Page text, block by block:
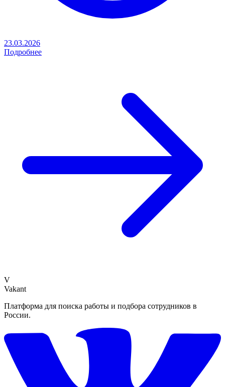
23.03.2026
Подробнее
V
Vakant
Платформа для поиска работы и подбора сотрудников в
России.